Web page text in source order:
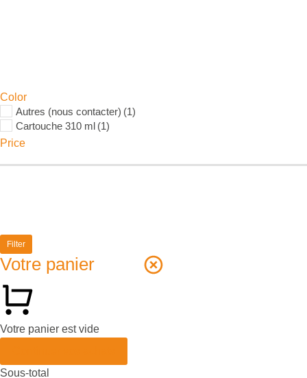
Color
Autres (nous contacter) (1)
Cartouche 310 ml (1)
Price
Filter
Votre panier
Votre panier est vide
Sous-total